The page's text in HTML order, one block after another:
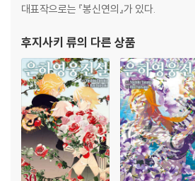
대표작으로는 『봉신연의』가 있다.
후지사키 류의 다른 상품